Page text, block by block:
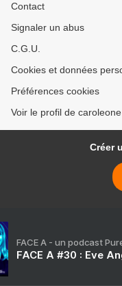
Contact
Signaler un abus
C.G.U.
Cookies et données
Préférences cookies
Voir le profil de
Créer
FACE A - un podcast
FACE A #30 : Eve